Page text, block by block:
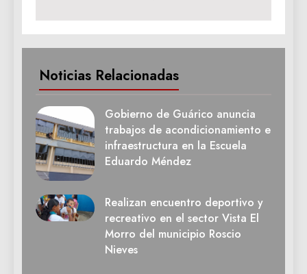
Noticias Relacionadas
Gobierno de Guárico anuncia
trabajos de acondicionamiento e
infraestructura en la Escuela
Eduardo Méndez
Realizan encuentro deportivo y
recreativo en el sector Vista El
Morro del municipio Roscio
Nieves